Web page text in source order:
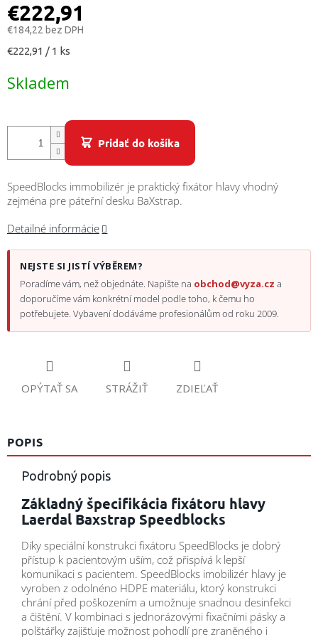
Prihlásenie
€222,91
€184,22 bez DPH
Jednotková
€222,91 / 1 ks
Skladem
Pridať do košíka
SpeedBlocks immobilizér je praktický fixátor hlavy vhodný
zejména pre páteřní desku BaXstrap.
Detailné informácie
NEJSTE SI JISTÍ VÝBĚREM?
Poradíme vám, než objednáte. Napište na obchod@vyza.cz a
doporučíme vám konkrétní model podle toho, k čemu ho
potřebujete. Vybavení dodáváme profesionálům od roku 2009.
OPÝTAŤ SA STRÁŽIŤ ZDIEĽAŤ
POPIS
Podrobný popis
Základný špecifikácia fixátoru hlavy
Laerdal Baxstrap Speedblocks
Díky speciální konstrukci fixátoru SpeedBlocks je dobrý
přístup k pacientovým uším, což přispívá k lepší
komunikaci s pacientem. SpeedBlocks imobilizér hlavy je
vyroben z odolnéno HDPE materiálu, ktorý konstrukci
chrání před poškozením a umožnuje snadnou desinfekci
a čištění. V kombinaci s jednorázovými fixačními pásky a
polštářky zajišťuje možnost pohodlí pre zraněného i